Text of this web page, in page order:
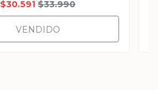
$30.591 $33.990
VENDIDO